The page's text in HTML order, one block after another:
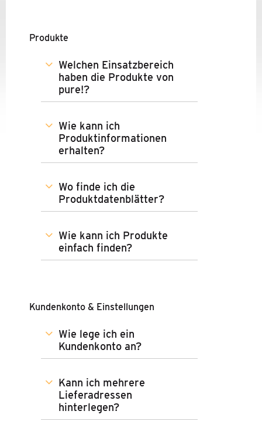
RÜCKRUFBITTE
KONTAKTANFRAGE
REKLAMATIONSFORMULAR
WHITEPAPER ANFORDERN
Produkte
Welchen Einsatzbereich
haben die Produkte von
pure!?
Wie kann ich
Produktinformationen
erhalten?
Wo finde ich die
Produktdatenblätter?
Wie kann ich Produkte
einfach finden?
Kundenkonto & Einstellungen
Wie lege ich ein
Kundenkonto an?
Kann ich mehrere
Lieferadressen
hinterlegen?